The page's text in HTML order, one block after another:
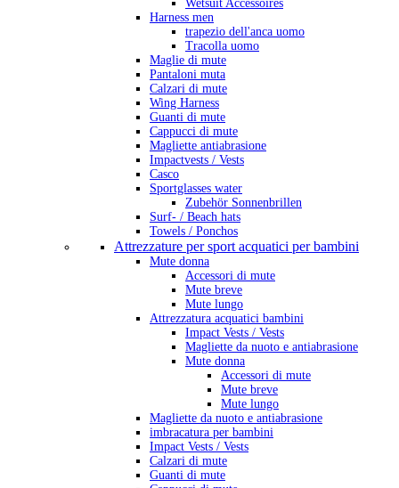
Wetsuit Accessoires
Harness men
trapezio dell'anca uomo
Tracolla uomo
Maglie di mute
Pantaloni muta
Calzari di mute
Wing Harness
Guanti di mute
Cappucci di mute
Magliette antiabrasione
Impactvests / Vests
Casco
Sportglasses water
Zubehör Sonnenbrillen
Surf- / Beach hats
Towels / Ponchos
Attrezzature per sport acquatici per bambini
Mute donna
Accessori di mute
Mute breve
Mute lungo
Attrezzatura acquatici bambini
Impact Vests / Vests
Magliette da nuoto e antiabrasione
Mute donna
Accessori di mute
Mute breve
Mute lungo
Magliette da nuoto e antiabrasione
imbracatura per bambini
Impact Vests / Vests
Calzari di mute
Guanti di mute